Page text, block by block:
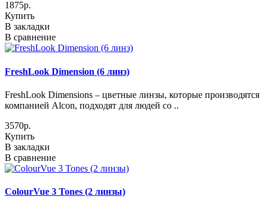
1875р.
Купить
В закладки
В сравнение
FreshLook Dimension (6 линз)
FreshLook Dimensions – цветные линзы, которые производятся
компанией Alcon, подходят для людей со ..
3570р.
Купить
В закладки
В сравнение
ColourVue 3 Tones (2 линзы)